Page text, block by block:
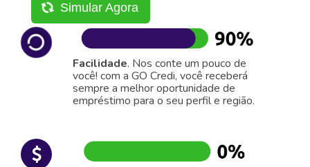
Simular Agora
Facilidade. Nos conte um pouco de
você! com a GO Credi, você receberá
sempre a melhor oportunidade de
empréstimo para o seu perfil e região.